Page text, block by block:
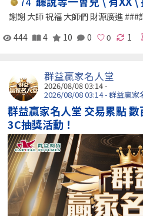
謝謝 大師 祝福 大師們 財源廣進
444
4 10 0 1
群益贏家名人堂
2026/08/08 03:14 -
2026/08/08 03:14 - 群益贏家
群益贏家名人堂 交易累點
3C抽獎活動！